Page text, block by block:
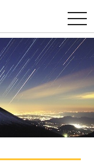
t
o
g
g
n
a
i
g
a
t
i